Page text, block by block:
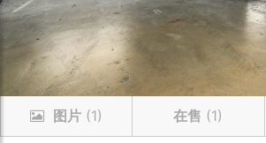
图片 (1) 在售 (1)